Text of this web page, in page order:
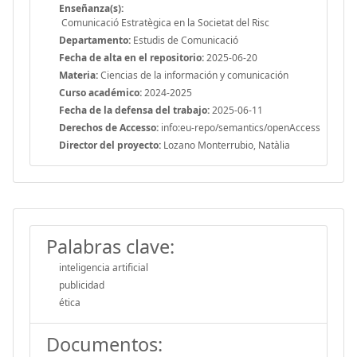
Enseñanza(s):
Comunicació Estratègica en la Societat del Risc
Departamento: Estudis de Comunicació
Fecha de alta en el repositorio:2025-06-20
Materia:Ciencias de la información y comunicación
Curso académico:2024-2025
Fecha de la defensa del trabajo:2025-06-11
Derechos de Accesso: info:eu-repo/semantics/openAccess
Director del proyecto: Lozano Monterrubio, Natàlia
Palabras clave:
inteligencia artificial
publicidad
ética
Documentos: